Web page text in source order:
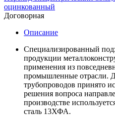
оцинкованный
Договорная
Описание
Специализированный
продукции
применения из
промышленные отрасли.
трубопроводов принято
решения вопроса
производстве
сталь 13ХФА.